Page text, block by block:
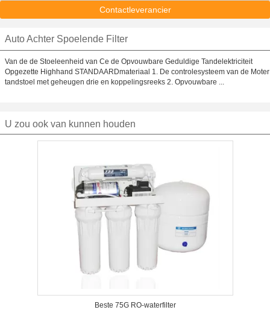
Contactleverancier
Auto Achter Spoelende Filter
Van de de Stoeleenheid van Ce de Opvouwbare Geduldige Tandelektriciteit
Opgezette Highhand STANDAARDmateriaal 1. De controlesysteem van de Moter
tandstoel met geheugen drie en koppelingsreeks 2. Opvouwbare ...
U zou ook van kunnen houden
Beste 75G RO-waterfilter